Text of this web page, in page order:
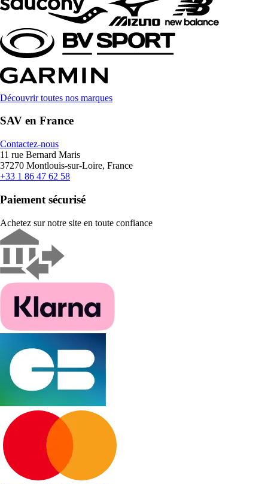
Découvrir toutes nos marques
SAV en France
Contactez-nous
11 rue Bernard Maris
37270 Montlouis-sur-Loire, France
+33 1 86 47 62 58
Paiement sécurisé
Achetez sur notre site en toute confiance